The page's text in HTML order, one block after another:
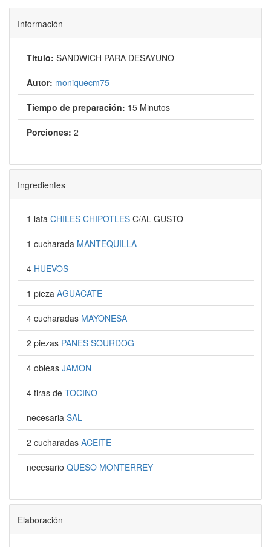
Información
Título: SANDWICH PARA DESAYUNO
Autor: moniquecm75
Tiempo de preparación: 15 Minutos
Porciones: 2
Ingredientes
1 lata CHILES CHIPOTLES C/AL GUSTO
1 cucharada MANTEQUILLA
4 HUEVOS
1 pieza AGUACATE
4 cucharadas MAYONESA
2 piezas PANES SOURDOG
4 obleas JAMON
4 tiras de TOCINO
necesaria SAL
2 cucharadas ACEITE
necesario QUESO MONTERREY
Elaboración